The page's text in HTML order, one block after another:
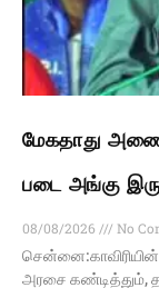
மேகதாது
படை அங்கு
08/08/2026
No
அரசை கண்டித்தும்,